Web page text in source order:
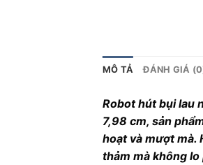
MÔ TẢ ĐÁNH GIÁ
Robot hút bụi lau
7,98 cm, sản
hoạt và mượt mà.
thảm mà không